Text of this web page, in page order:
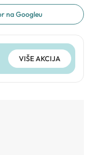
na Googleu
VIŠE AKCIJA